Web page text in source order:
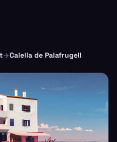
Calella de Palafrugell